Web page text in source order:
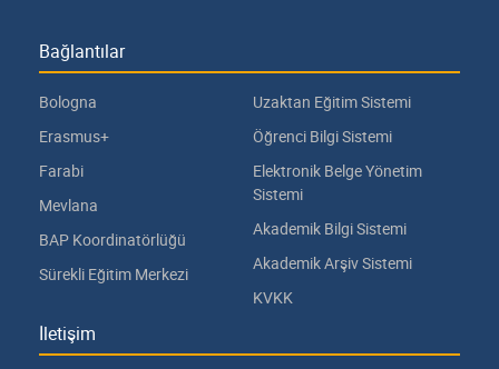
Bağlantılar
Bologna
Erasmus+
Farabi
Mevlana
BAP Koordinatörlüğü
Sürekli Eğitim Merkezi
Uzaktan Eğitim Sistemi
Öğrenci Bilgi Sistemi
Elektronik Belge Yönetim
Sistemi
Akademik Bilgi Sistemi
Akademik Arşiv Sistemi
KVKK
İletişim